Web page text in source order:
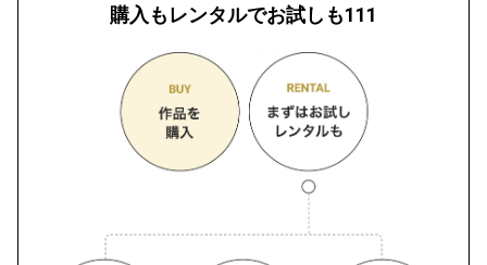
購入もレンタルでお試しも111